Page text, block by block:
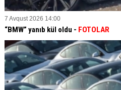
7 Avqust 2026 14:00
“BMW” yanıb kül oldu - FOTOLAR